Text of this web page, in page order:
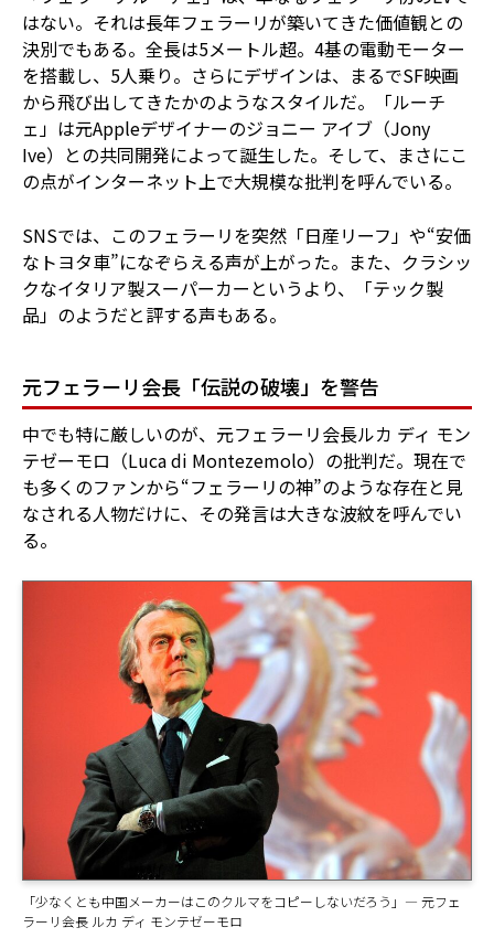
はない。それは長年フェラーリが築いてきた価値観との
決別でもある。全長は5メートル超。4基の電動モーター
を搭載し、5人乗り。さらにデザインは、まるでSF映画
から飛び出してきたかのようなスタイルだ。「ルーチ
ェ」は元Appleデザイナーのジョニー アイブ（Jony
Ive）との共同開発によって誕生した。そして、まさにこ
の点がインターネット上で大規模な批判を呼んでいる。
SNSでは、このフェラーリを突然「日産リーフ」や“安価
なトヨタ車”になぞらえる声が上がった。また、クラシッ
クなイタリア製スーパーカーというより、「テック製
品」のようだと評する声もある。
元フェラーリ会長「伝説の破壊」を警告
中でも特に厳しいのが、元フェラーリ会長ルカ ディ モン
テゼーモロ（Luca di Montezemolo）の批判だ。現在で
も多くのファンから“フェラーリの神”のような存在と見
なされる人物だけに、その発言は大きな波紋を呼んでい
る。
「少なくとも中国メーカーはこのクルマをコピーしないだろう」— 元フェ
ラーリ会長 ルカ ディ モンテゼーモロ